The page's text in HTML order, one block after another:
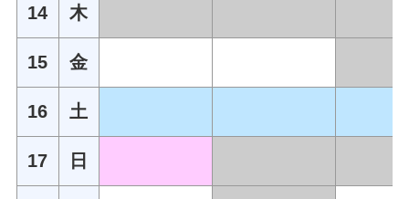
14 木
15 金
16 土
17 日